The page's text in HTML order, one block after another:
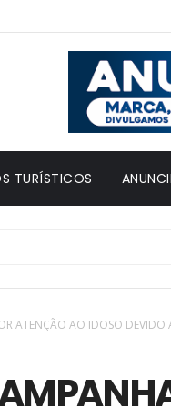
TURÍSTICOS
ATENÇÃO AO IDOSO DEVIDO